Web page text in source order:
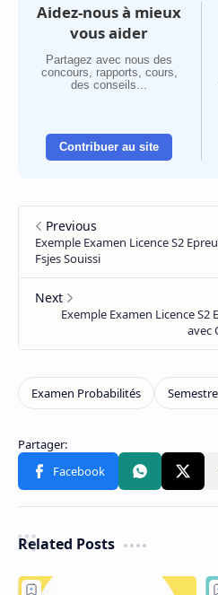
Aidez-nous à mieux
vous aider
Partagez avec nous des
concours, rapports, cours,
des conseils...
Contribuer au site
Related Posts